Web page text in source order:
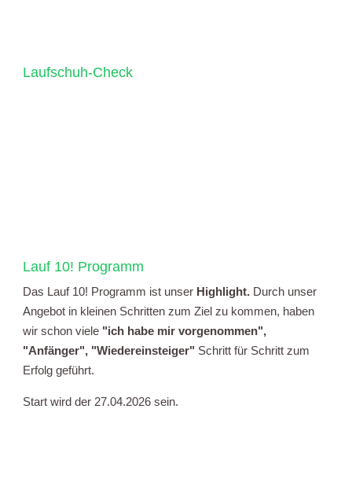
Laufschuh-Check
Lauf 10! Programm
Das Lauf 10! Programm ist unser Highlight. Durch unser
Angebot in kleinen Schritten zum Ziel zu kommen, haben
wir schon viele "ich habe mir vorgenommen",
"Anfänger", "Wiedereinsteiger" Schritt für Schritt zum
Erfolg geführt.
Start wird der 27.04.2026 sein.